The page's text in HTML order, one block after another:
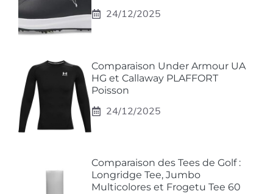
24/12/2025
Comparaison Under Armour UA
HG et Callaway PLAFFORT
Poisson
24/12/2025
Comparaison des Tees de Golf :
Longridge Tee, Jumbo
Multicolores et Frogetu Tee 60